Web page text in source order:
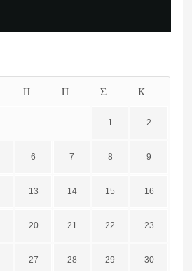
Π Π Σ Κ
1 2
6 7 8 9
13 14 15 16
20 21 22 23
27 28 29 30